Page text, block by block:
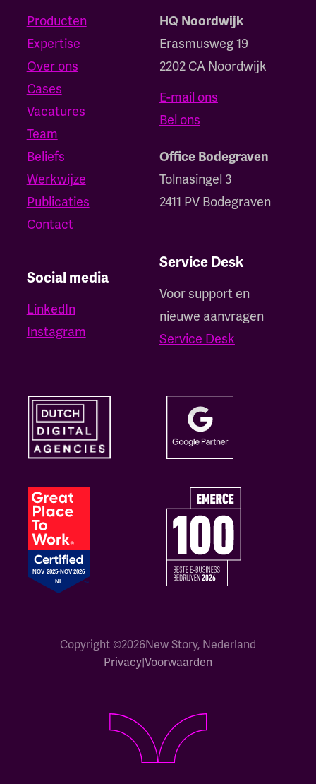
Producten
Expertise
Over ons
Cases
Vacatures
Team
Beliefs
Werkwijze
Publicaties
Contact
Social media
LinkedIn
Instagram
Service Desk
Voor support en
nieuwe aanvragen
Service Desk
HQ Noordwijk
Erasmusweg 19
2202 CA Noordwijk
E-mail ons
Bel ons
Office Bodegraven
Tolnasingel 3
2411 PV Bodegraven
Copyright ©2026New Story, Nederland
Privacy|Voorwaarden